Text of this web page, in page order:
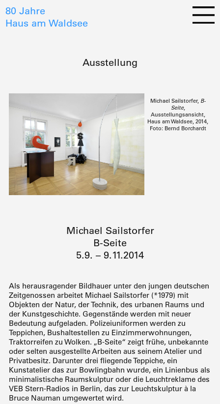
80 Jahre
Haus am Waldsee
Ausstellung
Michael Sailstorfer, B-
Seite,
Ausstellungsansicht,
Haus am Waldsee, 2014,
Foto: Bernd Borchardt
Michael Sailstorfer
B-Seite
5.9. – 9.11.2014
Als herausragender Bildhauer unter den jungen deutschen
Zeitgenossen arbeitet Michael Sailstorfer (*1979) mit
Objekten der Natur, der Technik, des urbanen Raums und
der Kunstgeschichte. Gegenstände werden mit neuer
Bedeutung aufgeladen. Polizeiuniformen werden zu
Teppichen, Bushaltestellen zu Einzimmerwohnungen,
Traktorreifen zu Wolken. „B-Seite“ zeigt frühe, unbekannte
oder selten ausgestellte Arbeiten aus seinem Atelier und
Privatbesitz. Darunter drei fliegende Teppiche, ein
Kunstatelier das zur Bowlingbahn wurde, ein Linienbus als
minimalistische Raumskulptur oder die Leuchtreklame des
VEB Stern-Radios in Berlin, das zur Leuchtskulptur à la
Bruce Nauman umgewertet wird.